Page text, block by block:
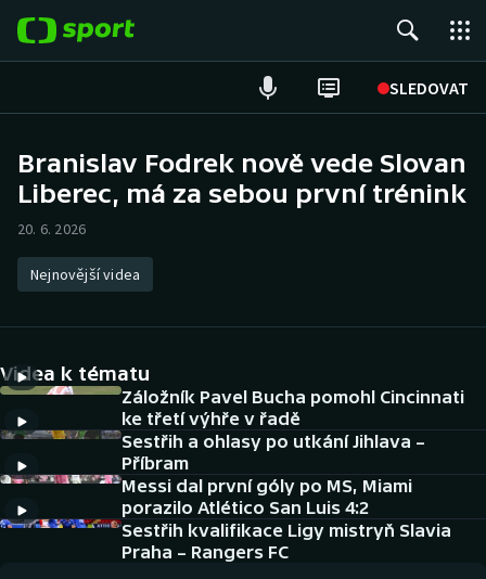
SLEDOVAT
Hokej
Atletika
DALŠÍ SPORTY
Americký fotbal
Baseball a softbal
NEPŘEHLÉDNĚTE
Historické návraty
Branislav Fodrek nově vede Slovan
Liberec, má za sebou první trénink
20. 6. 2026
Nejnovější videa
Videa k tématu
Záložník Pavel Bucha pomohl Cincinnati
ke třetí výhře v řadě
Sestřih a ohlasy po utkání Jihlava –
Příbram
Messi dal první góly po MS, Miami
porazilo Atlético San Luis 4:2
Sestřih kvalifikace Ligy mistryň Slavia
Praha – Rangers FC